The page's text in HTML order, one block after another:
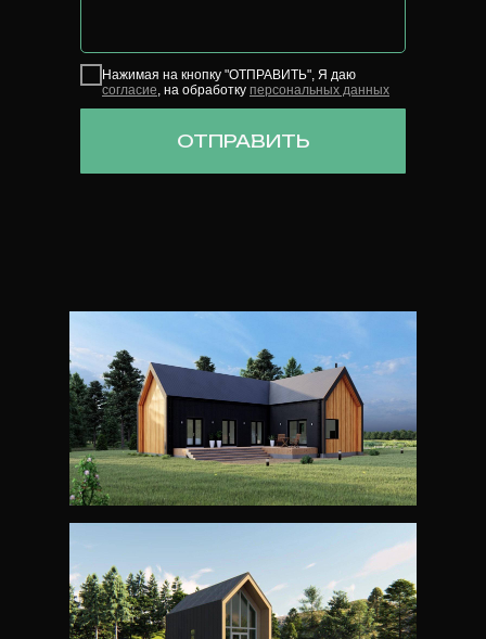
Нажимая на кнопку "ОТПРАВИТЬ", Я даю
согласие , на обработку персональных данных
ОТПРАВИТЬ